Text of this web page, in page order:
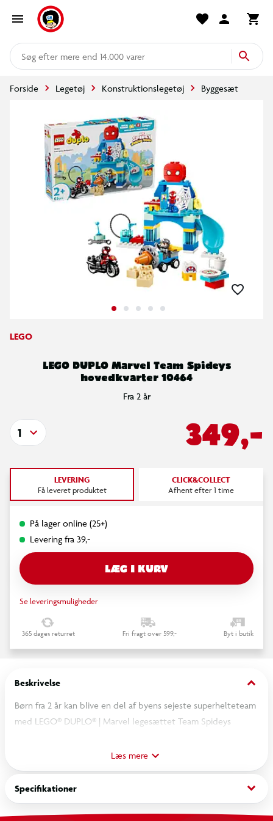
mere end 14.000 varer
Forside Legetøj Konstruktionslegetøj Byggesæt
LEGO
LEGO DUPLO Marvel Team Spideys
hovedkvarter 10464
Fra 2 år
349,-
1
LEVERING
Få leveret produktet
CLICK&COLLECT
Afhent efter 1 time
På lager online (25+)
Levering fra 39,-
LÆG I KURV
Se leveringsmuligheder
365 dages returret Fri fragt over 599,- Byt i butik
Beskrivelse keyboard_arrow_down
Børn fra 2 år kan blive en del af byens sejeste superhelteteam
med LEGO® DUPLO® | Marvel legesættet Team Spideys
super gaveidé, der hjælper små børn med at udvikle nye
færdigheder, mens de fordyber sig i fantasifuld leg.
Tumlinger øver sig i at observere og efterligne for at genskabe
scener fra tv-serien Spidey og hans fantastiske venner. De kan
hjælpe Spidey med at køre efter Rhino og forhindre ham i at
Læs mere
Specifikationer keyboard_arrow_down